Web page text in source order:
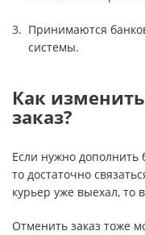
Принимаются
системы.
Как
заказ?
Если нужно дополнить
то достаточно
курьер уже выехал, то
Отменить заказ тоже